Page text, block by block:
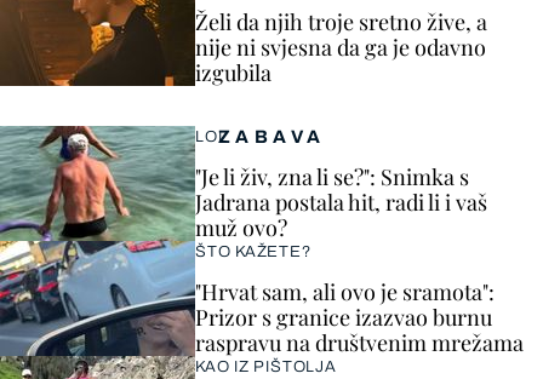
ZABAVA
LOL
"Je li živ, zna li se?": Snimka s
Jadrana postala hit, radi li i vaš
muž ovo?
ŠTO KAŽETE?
"Hrvat sam, ali ovo je sramota":
Prizor s granice izazvao burnu
raspravu na društvenim mrežama
KAO IZ PIŠTOLJA
Želi da njih troje sretno žive, a
nije ni svjesna da ga je odavno
izgubila